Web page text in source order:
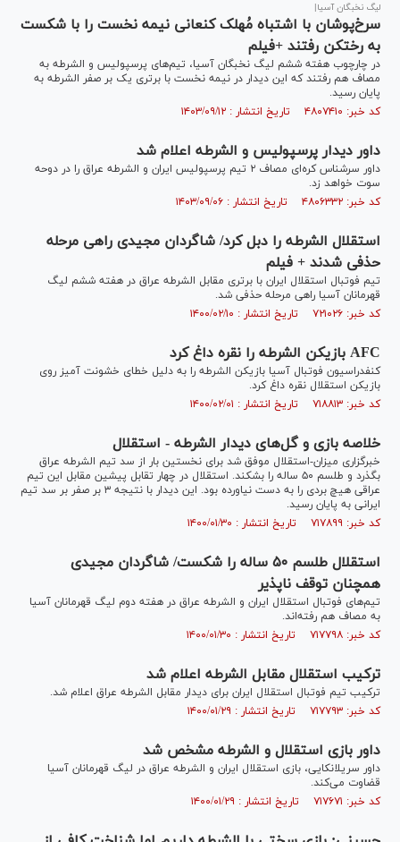
لیگ نخبگان آسیا|
سرخ‌پوشان با اشتباه مُهلک کنعانی نیمه نخست را با شکست
به رختکن رفتند +فیلم
در چارچوب هفته ششم لیگ نخبگان آسیا، تیم‌های پرسپولیس و الشرطه به
مصاف هم رفتند که این دیدار در نیمه نخست با برتری یک بر صفر الشرطه به
پایان رسید.
کد خبر: ۴۸۰۷۴۱۰ تاریخ انتشار : ۱۴۰۳/۰۹/۱۲
داور دیدار پرسپولیس و الشرطه اعلام شد
داور سرشناس کره‌ای مصاف ۲ تیم پرسپولیس ایران و الشرطه عراق را در دوحه
سوت خواهد زد.
کد خبر: ۴۸۰۶۳۳۲ تاریخ انتشار : ۱۴۰۳/۰۹/۰۶
استقلال الشرطه را دبل کرد/ شاگردان مجیدی راهی مرحله
حذفی شدند + فیلم
تیم‌ فوتبال استقلال ایران با برتری مقابل الشرطه عراق در هفته ششم لیگ
قهرمانان آسیا راهی مرحله حذفی شد.
کد خبر: ۷۲۱۰۲۶ تاریخ انتشار : ۱۴۰۰/۰۲/۱۰
AFC بازیکن الشرطه را نقره داغ کرد
کنفدراسیون فوتبال آسیا بازیکن الشرطه را به دلیل خطای خشونت آمیز روی
بازیکن استقلال نقره داغ کرد.
کد خبر: ۷۱۸۸۱۳ تاریخ انتشار : ۱۴۰۰/۰۲/۰۱
خلاصه بازی و گل‌های دیدار الشرطه - استقلال
خبرگزاری میزان-استقلال موفق شد برای نخستین بار از سد تیم الشرطه عراق
بگذرد و طلسم ۵۰ ساله را بشکند. استقلال در چهار تقابل پیشین مقابل این تیم
عراقی هیچ بردی را به دست نیاورده بود. این دیدار با نتیجه ۳ بر صفر بر سد تیم
ایرانی به پایان رسید.
کد خبر: ۷۱۷۸۹۹ تاریخ انتشار : ۱۴۰۰/۰۱/۳۰
استقلال طلسم ۵٠ ساله را شکست/ شاگردان مجیدی
همچنان توقف ناپذير
تیم‌های فوتبال استقلال ایران و الشرطه عراق در هفته دوم لیگ قهرمانان آسیا
به مصاف هم رفته‌اند.
کد خبر: ۷۱۷۷۹۸ تاریخ انتشار : ۱۴۰۰/۰۱/۳۰
ترکیب استقلال مقابل الشرطه اعلام شد
ترکیب تیم فوتبال استقلال ایران برای دیدار مقابل الشرطه عراق اعلام شد.
کد خبر: ۷۱۷۷۹۳ تاریخ انتشار : ۱۴۰۰/۰۱/۲۹
داور بازی استقلال و الشرطه مشخص شد
داور سریلانکایی، بازی استقلال ایران و الشرطه عراق در لیگ قهرمانان آسیا
قضاوت می‌کند.
کد خبر: ۷۱۷۶۷۱ تاریخ انتشار : ۱۴۰۰/۰۱/۲۹